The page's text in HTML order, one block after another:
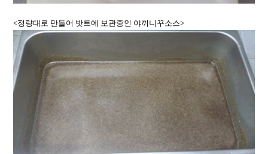
<정량대로 만들어 밧트에 보관중인 야끼니꾸소스>